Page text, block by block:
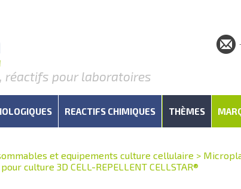
réactifs pour laboratoires
REACTIFS CHIMIQUES THÈMES
et equipements culture cellulaire >
culture 3D CELL-REPELLENT CELLSTAR®